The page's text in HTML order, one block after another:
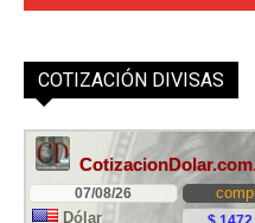
COTIZACIÓN DIVISAS